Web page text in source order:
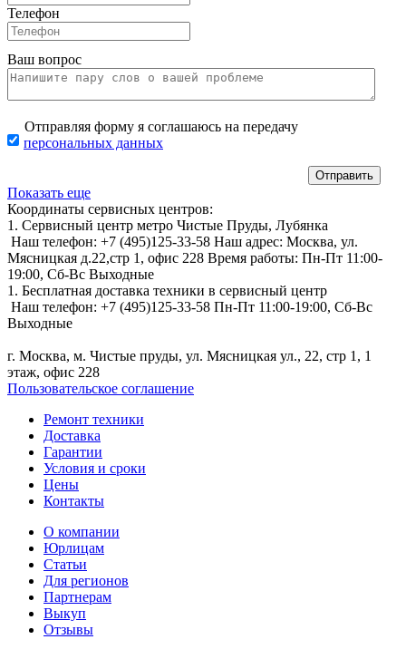
Телефон
Ваш вопрос
Отправляя форму я соглашаюсь на передачу
персональных данных
Показать еще
Координаты сервисных центров:
1. Сервисный центр метро Чистые Пруды, Лубянка
Наш телефон: +7 (495)125-33-58 Наш адрес: Москва, ул.
Мясницкая д.22,стр 1, офис 228 Время работы: Пн-Пт 11:00-
19:00, Сб-Вс Выходные
1. Бесплатная доставка техники в сервисный центр
Наш телефон: +7 (495)125-33-58 Пн-Пт 11:00-19:00, Сб-Вс
Выходные
г. Москва, м. Чистые пруды, ул. Мясницкая ул., 22, стр 1, 1
этаж, офис 228
Пользовательское соглашение
Ремонт техники
Доставка
Гарантии
Условия и сроки
Цены
Контакты
О компании
Юрлицам
Статьи
Для регионов
Партнерам
Выкуп
Отзывы